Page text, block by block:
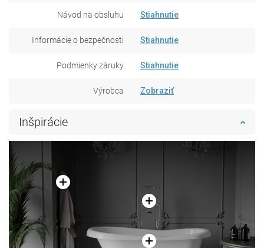
Návod na obsluhu Stiahnutie
Informácie o bezpečnosti Stiahnutie
Podmienky záruky Stiahnutie
Výrobca Zobraziť
Inšpirácie